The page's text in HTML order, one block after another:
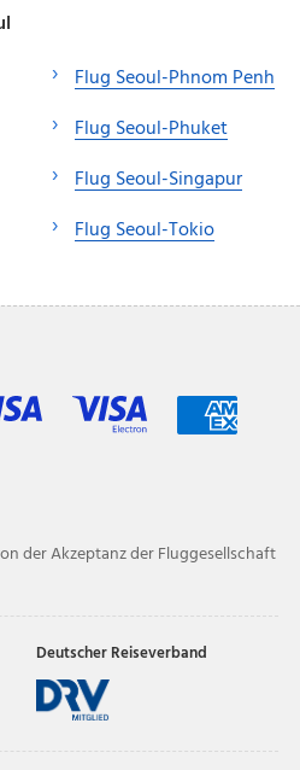
Flug Seoul-Phnom Penh
Flug Seoul-Phuket
Flug Seoul-Singapur
Flug Seoul-Tokio